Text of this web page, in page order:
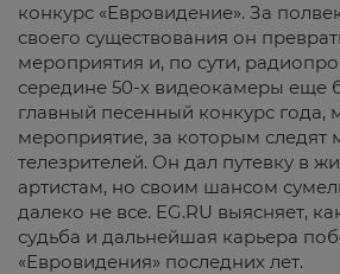
конкурс «Евровидение». За
своего существования он
мероприятия и, по сути,
середине 50-х видеокамеры еще
главный песенный конкурс года,
мероприятие, за которым следят
телезрителей. Он дал путевку в
артистам, но своим шансом
далеко не все. EG.RU выясняет,
судьба и дальнейшая карьера
«Евровидения» последних лет.